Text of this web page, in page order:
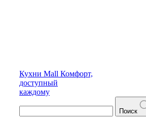
Кухни Mall Комфорт,
доступный
каждому
Поиск